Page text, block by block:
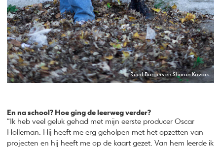
Ruud Borgers en Sharon Kovacs
En na school? Hoe ging de leerweg verder?
“Ik heb veel geluk gehad met mijn eerste producer Oscar
Holleman. Hij heeft me erg geholpen met het opzetten van
projecten en hij heeft me op de kaart gezet. Van hem leerde ik